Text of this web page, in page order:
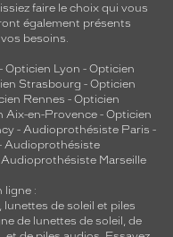
faire le choix qui vous
également présents
besoins.
Opticien Lyon - Opticien
Strasbourg - Opticien
Rennes - Opticien
Aix-en-Provence - Opticien
- Audioprothésiste Paris -
Audioprothésiste
Audioprothésiste Marseille
ligne :
, lunettes de soleil et piles
de lunettes de soleil, de